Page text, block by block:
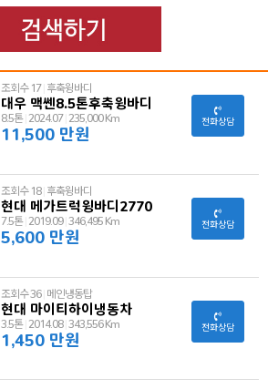
조회수 17 후축윙바디
대우 맥쎈8.5톤후축윙바디
8.5톤 2024.07 235,000 Km
11,500 만원
전화상담
조회수 18 후축윙바디
현대 메가트럭윙바디2770
7.5톤 2019.09 346,495 Km
5,600 만원
전화상담
조회수 36 메인냉동탑
현대 마이티하이냉동차
3.5톤 2014.08 343,556 Km
1,450 만원
전화상담